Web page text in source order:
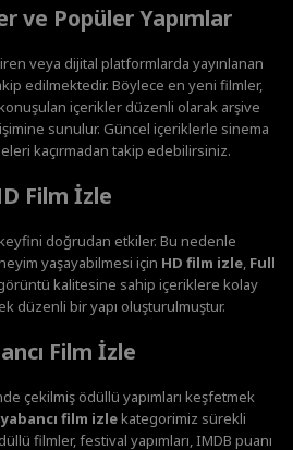
ve Popüler Yapımlar
veya dijital platformlarda yayınlanan
edilmektedir. Böylece en yeni filmler,
içerikler düzenli olarak arşive
sunulur. Güncel içeriklerle sinema
kaçırmadan takip edebilirsiniz.
Film İzle
doğrudan etkiler. Bu nedenle
yaşayabilmesi için HD film izle, Full
kalitesine sahip içeriklere kolay
düzenli bir yapı oluşturulmuştur.
Film İzle
çekilmiş ödüllü yapımları keşfetmek
yabancı film izlekategorimiz sürekli
filmler, festival yapımları, IMDB puanı